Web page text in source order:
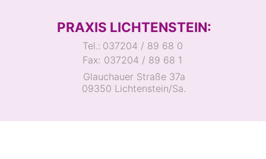
PRAXIS LICHTENSTEIN:
Tel.: 037204 / 89 68 0
Fax: 037204 / 89 68 1
Glauchauer Straße 37a
09350 Lichtenstein/Sa.